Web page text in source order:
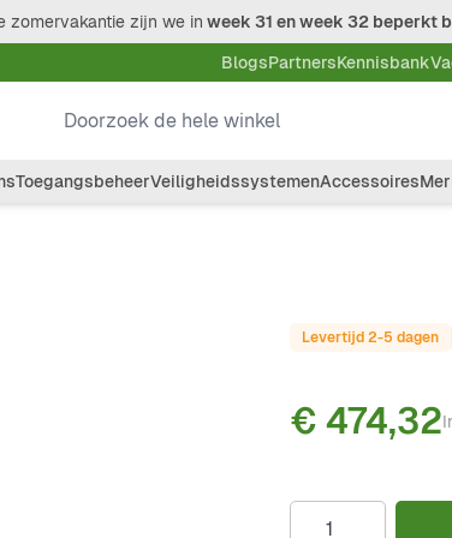
zomervakantie zijn we in week 31 en week 32 beperkt
BlogsPartnersKennisbank
Doorzoek de hele winkel
ToegangsbeheerVeiligheidssystemenAccessoires
Levertijd 2-5 dagen
€ 474,32